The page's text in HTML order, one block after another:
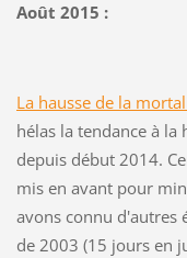
Août 2015 :
La hausse de la
hélas la tendance à
depuis début 2014.
mis en avant pour
avons connu d'autres
de 2003 (15 jours en